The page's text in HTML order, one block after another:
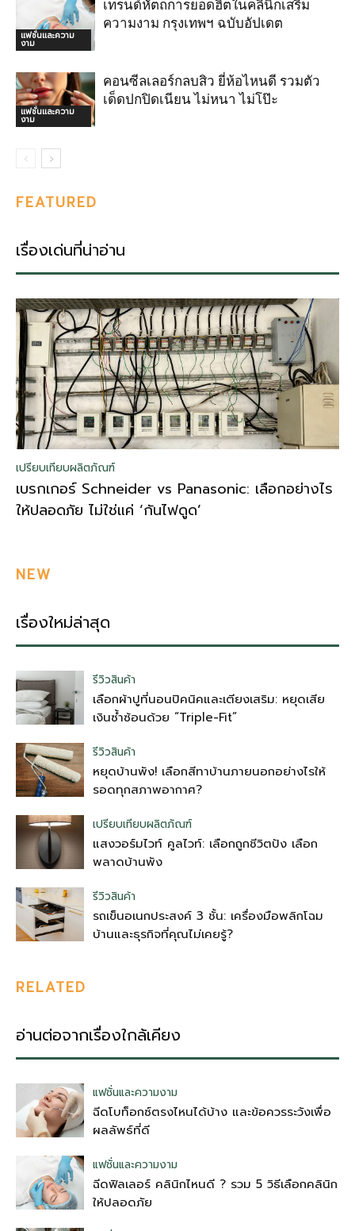
แฟชั่นและความ
งาม
เทรนด์หัตถการยอดฮิตในคลินิกเสริม
ความงาม กรุงเทพฯ ฉบับอัปเดต
แฟชั่นและความ
งาม
คอนซีลเลอร์กลบสิว ยี่ห้อไหนดี รวมตัว
เด็ดปกปิดเนียน ไม่หนา ไม่โป๊ะ
FEATURED
เรื่องเด่นที่น่าอ่าน
เปรียบเทียบผลิตภัณฑ์
เบรกเกอร์ Schneider vs Panasonic: เลือกอย่างไร
ให้ปลอดภัย ไม่ใช่แค่ ‘กันไฟดูด’
NEW
เรื่องใหม่ล่าสุด
รีวิวสินค้า
เลือกผ้าปูที่นอนปิคนิคและเตียงเสริม: หยุดเสีย
เงินซ้ำซ้อนด้วย “Triple-Fit”
รีวิวสินค้า
หยุดบ้านพัง! เลือกสีทาบ้านภายนอกอย่างไรให้
รอดทุกสภาพอากาศ?
เปรียบเทียบผลิตภัณฑ์
แสงวอร์มไวท์ คูลไวท์: เลือกถูกชีวิตปัง เลือก
พลาดบ้านพัง
รีวิวสินค้า
รถเข็นอเนกประสงค์ 3 ชั้น: เครื่องมือพลิกโฉม
บ้านและธุรกิจที่คุณไม่เคยรู้?
RELATED
อ่านต่อจากเรื่องใกล้เคียง
แฟชั่นและความงาม
ฉีดโบท็อกซ์ตรงไหนได้บ้าง และข้อควรระวังเพื่อ
ผลลัพธ์ที่ดี
แฟชั่นและความงาม
ฉีดฟิลเลอร์ คลินิกไหนดี ? รวม 5 วิธีเลือกคลินิก
ให้ปลอดภัย